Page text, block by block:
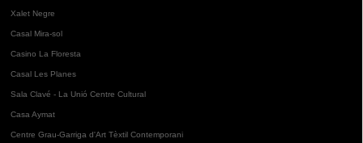
Xalet Negre
Casal Mira-sol
Casino La Floresta
Casal Les Planes
Sala Clavé - La Unió Centre Cultural
Casa Aymat
Centre Grau-Garriga d'Art Tèxtil Contemporani